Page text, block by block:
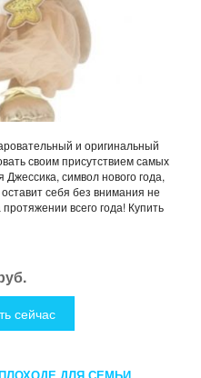
и оригинальный
своим присутствием самых
символ нового года,
себя без внимания не
всего года! Купить
сейчас